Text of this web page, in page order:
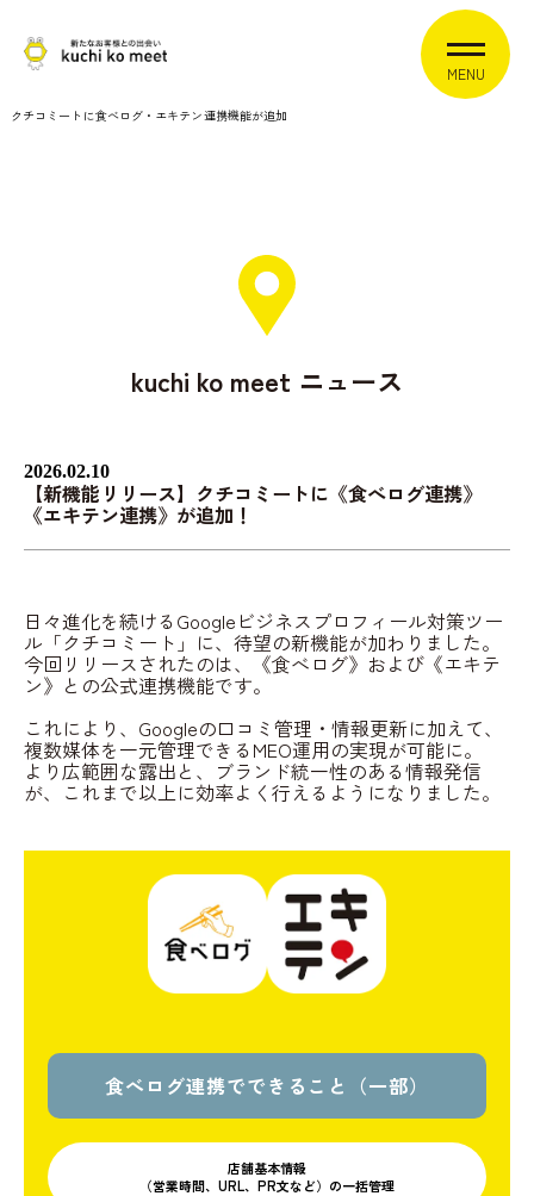
MENU
クチコミートに食べログ・エキテン連携機能が追加
kuchi ko meet ニュース
2026.02.10
【新機能リリース】クチコミートに《食べログ連携》
《エキテン連携》が追加！
日々進化を続けるGoogleビジネスプロフィール対策ツー
ル「クチコミート」に、待望の新機能が加わりました。
今回リリースされたのは、《食べログ》および《エキテ
ン》との公式連携機能です。
これにより、Googleの口コミ管理・情報更新に加えて、
複数媒体を一元管理できるMEO運用の実現が可能に。
より広範囲な露出と、ブランド統一性のある情報発信
が、これまで以上に効率よく行えるようになりました。
食べログ連携でできること（一部）
店舗基本情報
（営業時間、URL、PR文など）の一括管理